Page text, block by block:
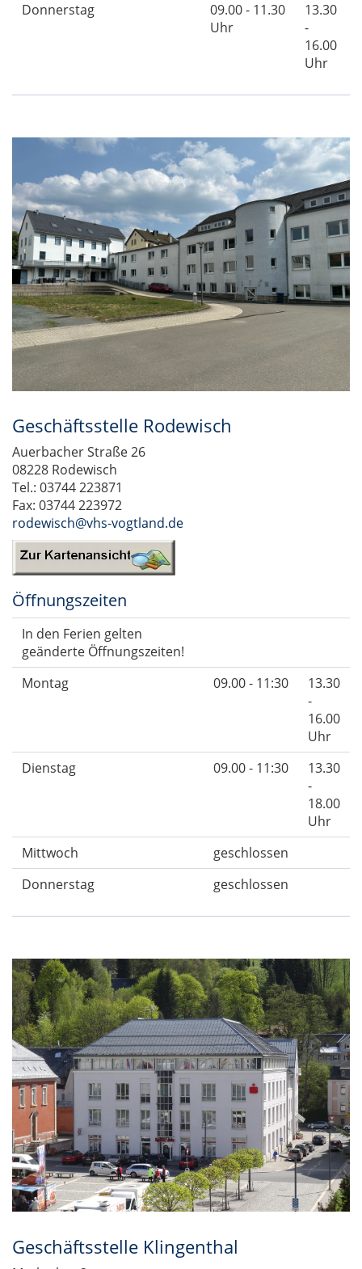
Donnerstag
09.00 - 11.30
Uhr
13.30
-
16.00
Uhr
Geschäftsstelle Rodewisch
Auerbacher Straße 26
08228 Rodewisch
Tel.: 03744 223871
Fax: 03744 223972
rodewisch@vhs-vogtland.de
Öffnungszeiten
In den Ferien gelten
geänderte Öffnungszeiten!
Montag
09.00 - 11:30
13.30
-
16.00
Uhr
Dienstag
09.00 - 11:30
13.30
-
18.00
Uhr
Mittwoch
geschlossen
Donnerstag
geschlossen
Geschäftsstelle Klingenthal